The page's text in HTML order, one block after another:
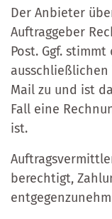
Der Anbieter
Auftraggeber
Post. Ggf.
ausschließlichen
Mail zu und ist
Fall eine
ist.
berechtigt,